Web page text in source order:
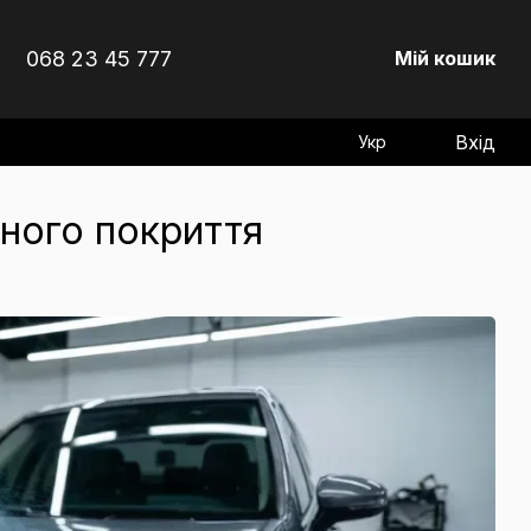
068 23 45 777 Мій кошик
Укр Вхід
покриття